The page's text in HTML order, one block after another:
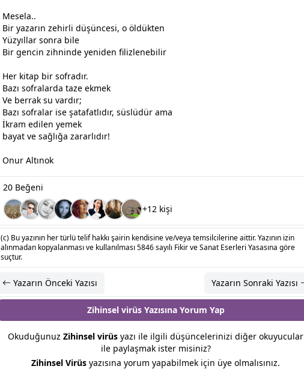
Mesela..
Bir yazarın zehirli düşüncesi, o öldükten
Yüzyıllar sonra bile
Bir gencin zihninde yeniden filizlenebilir
Her kitap bir sofradır.
Bazı sofralarda taze ekmek
Ve berrak su vardır;
Bazı sofralar ise şatafatlıdır, süslüdür ama
İkram edilen yemek
bayat ve sağlığa zararlıdır!
Onur Altınok
20 Beğeni
+12 kişi
(c) Bu yazının her türlü telif hakkı şairin kendisine ve/veya temsilcilerine aittir. Yazının izin
alınmadan kopyalanması ve kullanılması 5846 sayılı Fikir ve Sanat Eserleri Yasasına göre
suçtur.
Yazarın Önceki Yazısı Yazarın Sonraki Yazısı
Zihinsel virüs Yazısına Yorum Yap
Okuduğunuz Zihinsel virüs yazı ile ilgili düşüncelerinizi diğer okuyucular
ile paylaşmak ister misiniz?
Zihinsel Virüs yazısına yorum yapabilmek için üye olmalısınız.